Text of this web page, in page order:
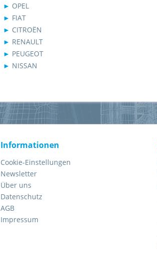
► OPEL
► FIAT
► CITROËN
► RENAULT
► PEUGEOT
► NISSAN
Informationen
Cookie-Einstellungen
Newsletter
Über uns
Datenschutz
AGB
Impressum